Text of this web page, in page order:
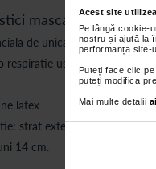
Acest site
Pe lângă cookie-
nostru și ajută la
performanța site-
Puteți face clic
puteți modifica
Mai multe detalii
masca faciala
de unica folosinta este
respiratie usoara
latex
strat exterior 40%
14 cm.